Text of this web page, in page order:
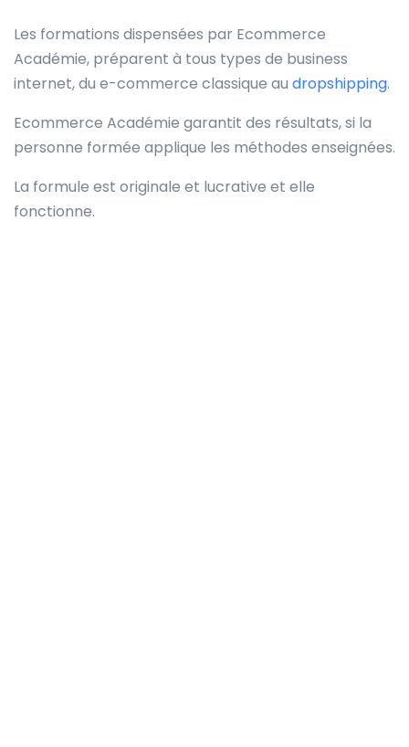
Les formations dispensées par Ecommerce
Académie, préparent à tous types de business
internet, du e-commerce classique au dropshipping.
Ecommerce Académie garantit des résultats, si la
personne formée applique les méthodes enseignées.
La formule est originale et lucrative et elle
fonctionne.